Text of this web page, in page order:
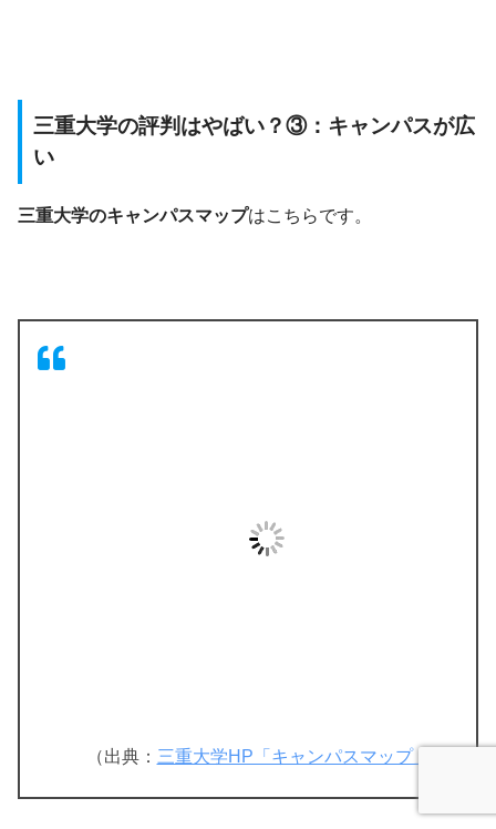
三重大学の評判はやばい？③：キャンパスが広
い
三重大学のキャンパスマップはこちらです。
（出典： 三重大学HP「キャンパスマップ」